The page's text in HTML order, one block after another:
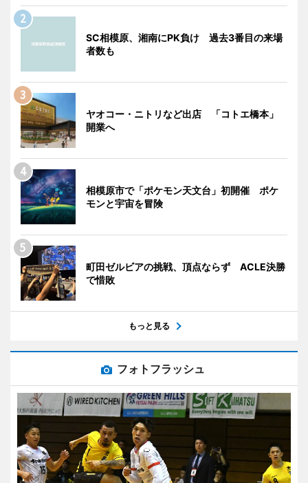
SC相模原、湘南にPK負け 過去3番目の来場
者数も
ヤオコー・ニトリなど出店 「コトエ橋本」
開業へ
相模原市で「ポケモン天文台」初開催 ポケ
モンと宇宙を冒険
町田ゼルビアの挑戦、頂点ならず ACLE決勝
で惜敗
もっと見る
フォトフラッシュ